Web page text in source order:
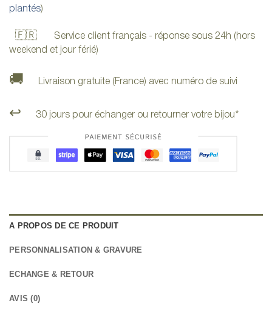
plantés)
🇫🇷 Service client français - réponse sous 24h (hors
weekend et jour férié)
🚚 Livraison gratuite (France) avec numéro de suivi
↩️ 30 jours pour échanger ou retourner votre bijou*
A PROPOS DE CE PRODUIT
PERSONNALISATION & GRAVURE
ECHANGE & RETOUR
AVIS (0)